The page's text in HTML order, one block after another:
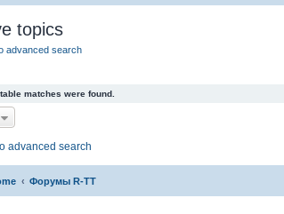
topics
advanced search
matches were found.
advanced search
Форумы R-TT